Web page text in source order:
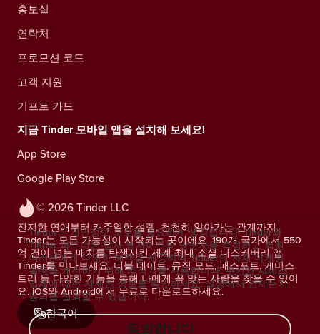
© 2026 Tinder LLC
진지한 연애부터 캐주얼한 설렘, 천천히 알아가는 관계까지.
Tinder는 모든 가능성이 시작되는 곳이에요. 190개 국가에서 550
억 건이 넘는 매치를 탄생시킨 세계 최대 소셜 디스커버리 앱
Tinder를 만나보세요. 더블 데이트, 뮤직 모드, 패스포트, 케미스
트리 등 다양한 기능을 통해 나에게 꼭 맞는 사람을 찾을 수 있어
요. iOS와 Android에서 무료로 다운로드하세요.
한국어
홍보실
연락처
프로모션 코드
고객 지원
기프트 카드
지금 Tinder 모바일 앱을 설치해 보세요!
App Store
Google Play Store
Tinder는 개인정보 보호를 중요하게 생각합니다. Tinder와
Tinder 파트너는 당사 웹사이트의 방문자를 측정하고 회원
여러분에게 다양한 혜택을 제공하며 Tinder의 자체 마케팅
활동을 개선하기 위해 추적기를 사용합니다. 쿠키와 서비스
업체에 대한 자세한 정보를 확인하세요. 설정에서 언제든지
동의를 철회할 수 있습니다.
동의합니다